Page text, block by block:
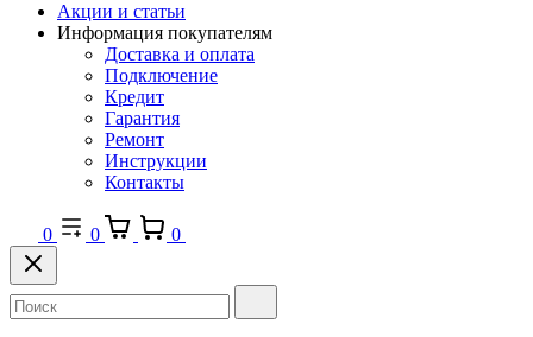
Акции и статьи
Информация покупателям
Доставка и оплата
Подключение
Кредит
Гарантия
Ремонт
Инструкции
Контакты
0 0 0